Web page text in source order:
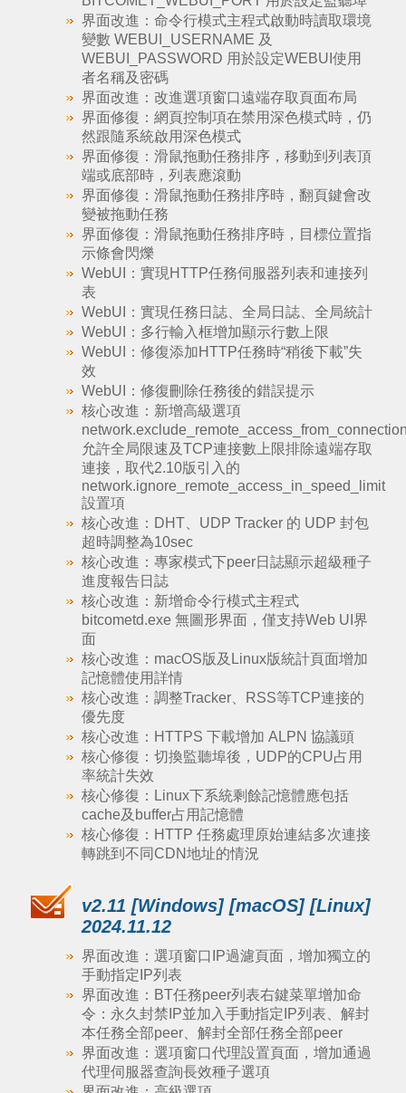
界面改進：命令行模式主程式啟動時讀取環境
變數 WEBUI_USERNAME 及
WEBUI_PASSWORD 用於設定WEBUI使用
者名稱及密碼
界面改進：改進選項窗口遠端存取頁面布局
界面修復：網頁控制項在禁用深色模式時，仍
然跟隨系統啟用深色模式
界面修復：滑鼠拖動任務排序，移動到列表頂
端或底部時，列表應滾動
界面修復：滑鼠拖動任務排序時，翻頁鍵會改
變被拖動任務
界面修復：滑鼠拖動任務排序時，目標位置指
示條會閃爍
WebUI：實現HTTP任務伺服器列表和連接列
表
WebUI：實現任務日誌、全局日誌、全局統計
WebUI：多行輸入框增加顯示行數上限
WebUI：修復添加HTTP任務時“稍後下載”失
效
WebUI：修復刪除任務後的錯誤提示
核心改進：新增高級選項
允許全局限速及TCP連接數上限排除遠端存取
連接，取代2.10版引入的
network.ignore_remote_access_in_speed_limit
設置項
核心改進：DHT、UDP Tracker 的 UDP 封包
超時調整為10sec
核心改進：專家模式下peer日誌顯示超級種子
進度報告日誌
核心改進：新增命令行模式主程式
bitcometd.exe 無圖形界面，僅支持Web UI界
面
核心改進：macOS版及Linux版統計頁面增加
記憶體使用詳情
核心改進：調整Tracker、RSS等TCP連接的
優先度
核心改進：HTTPS 下載增加 ALPN 協議頭
核心修復：切換監聽埠後，UDP的CPU占用
率統計失效
核心修復：Linux下系統剩餘記憶體應包括
cache及buffer占用記憶體
核心修復：HTTP 任務處理原始連結多次連接
轉跳到不同CDN地址的情況
v2.11 [Windows] [macOS] [Linux]
2024.11.12
界面改進：選項窗口IP過濾頁面，增加獨立的
手動指定IP列表
界面改進：BT任務peer列表右鍵菜單增加命
令：永久封禁IP並加入手動指定IP列表、解封
本任務全部peer、解封全部任務全部peer
界面改進：選項窗口代理設置頁面，增加通過
代理伺服器查詢長效種子選項